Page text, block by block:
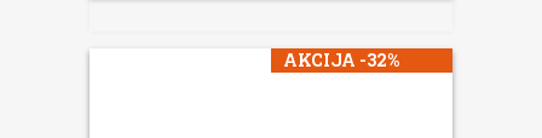
AKCIJA -32%